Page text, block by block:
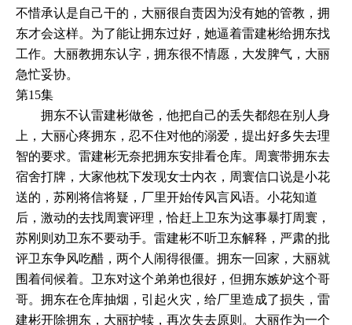
不惜承认是自己干的，大丽很自责因为没有她的管教，拥
东才会这样。为了能让拥东过好，她逼着雷建彬给拥东找
工作。大丽教拥东认字，拥东很不情愿，大发脾气，大丽
急忙妥协。
第15集
拥东不认雷建彬做爸，他把自己的丢失都怨在别人身
上，大丽心疼拥东，忍不住对他的溺爱，提出好多失去理
智的要求。雷建彬无奈把拥东安排看仓库。周寰带拥东去
宿舍打牌，大家他枕下发现女士内衣，周寰信口说是小花
送的，苏刚将信将疑，厂里开始传风言风语。小花知道
后，激动的去找周寰评理，恰赶上卫东为这事暴打周寰，
苏刚则劝卫东不要动手。雷建彬不听卫东解释，严肃的批
评卫东争风吃醋，两个人闹得很僵。拥东一回家，大丽就
围着伺候着。卫东对这个弟弟也很好，但拥东嫉妒这个哥
哥。拥东在仓库抽烟，引起火灾，给厂里造成了损失，雷
建彬开除拥东，大丽护犊，再次失去原则。大丽作为一个